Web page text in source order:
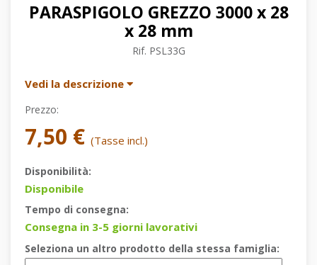
PARASPIGOLO GREZZO 3000 x 28
x 28 mm
Rif. PSL33G
Vedi la descrizione
Prezzo:
7,50 € (Tasse incl.)
Disponibilità:
Disponibile
Tempo di consegna:
Consegna in 3-5 giorni lavorativi
Seleziona un altro prodotto della stessa famiglia: